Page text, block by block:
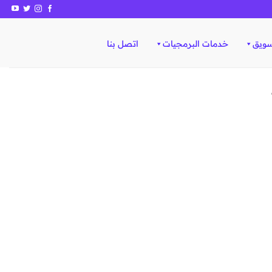
خدمات البرمجيات اتصل بنا